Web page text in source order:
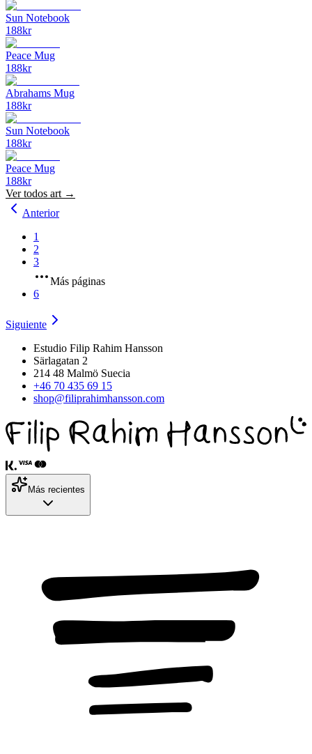
Sun Notebook
188kr
Peace Mug
188kr
Abrahams Mug
188kr
Sun Notebook
188kr
Peace Mug
188kr
Ver todos art →
Anterior
1
2
3
Más páginas
6
Siguiente
Estudio Filip Rahim Hansson
Särlagatan 2
214 48 Malmö Suecia
+46 70 435 69 15
shop@filiprahimhansson.com
Más recientes